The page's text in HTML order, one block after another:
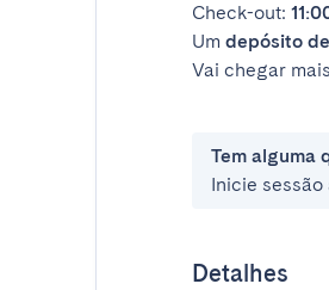
Check-out:
Um depósito
Vai chegar
Tem alguma
Inicie
Detalhes